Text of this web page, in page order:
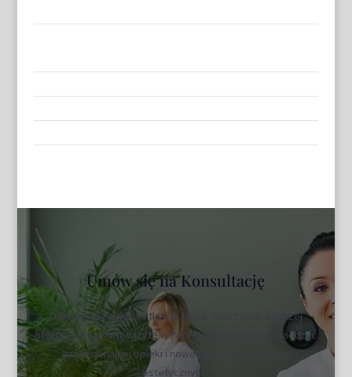
Umów się na Konsultację
Odkryj piękno, które tkwi w Tobie. Skorzystaj z naszej
oferty i zarezerwuj wizytę w Park Medical, aby doświadczyć
profesjonalnej opieki i nowoczesnych zabiegów
estetycznych.